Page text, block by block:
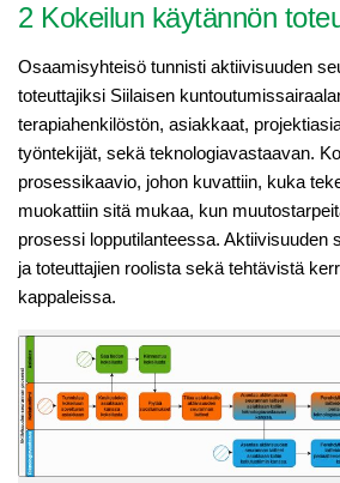
2 Kokeilun käytännön
Osaamisyhteisö tunnisti aktiivisuuden
toteuttajiksi Siilaisen
terapiahenkilöstön, asiakkaat,
työntekijät, sekä teknologiavastaavan.
prosessikaavio, johon kuvattiin, kuka
muokattiin sitä mukaa, kun
prosessi lopputilanteessa. Aktiivisuuden
ja toteuttajien roolista sekä tehtävistä
kappaleissa.